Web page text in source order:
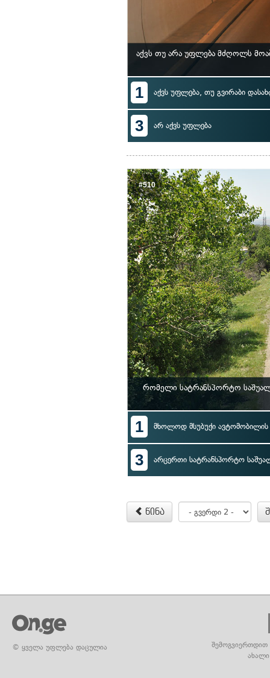
აქვს თუ არა უფლება მძღოლს
1 აქვს უფლება, თუ გვირაბი
3 არ აქვს უფლება
#510
რომელი სატრანსპორტო
1 მხოლოდ მსუბუქი
3 არცერთი სატრანსპორტო
წინა
© ყველა უფლება დაცულია
შემოგვიერთდით
ახალი